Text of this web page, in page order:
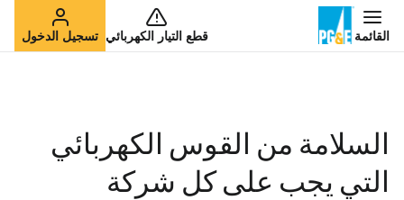
القائمة قطع التيار الكهربائي تسجيل الدخول
السلامة من القوس الكهربائي
التي يجب على كل شركة